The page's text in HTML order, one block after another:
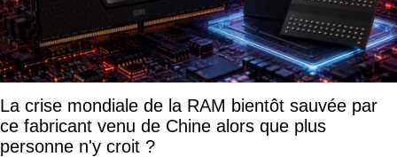
La crise mondiale de la RAM bientôt sauvée par
ce fabricant venu de Chine alors que plus
personne n'y croit ?